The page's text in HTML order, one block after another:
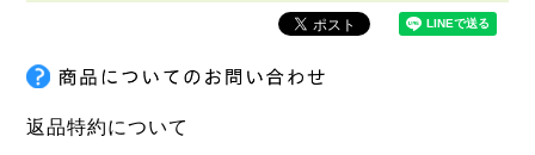
返品特約について